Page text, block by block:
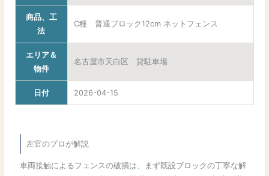
商品、工
法
C種 普通ブロック12cm ネットフェンス
エリア＆
物件
名古屋市天白区 貸駐車場
日付 2026-04-15
左官のプロが解説
車両接触によるフェンスの破損は、まず既設ブロックの丁寧な解